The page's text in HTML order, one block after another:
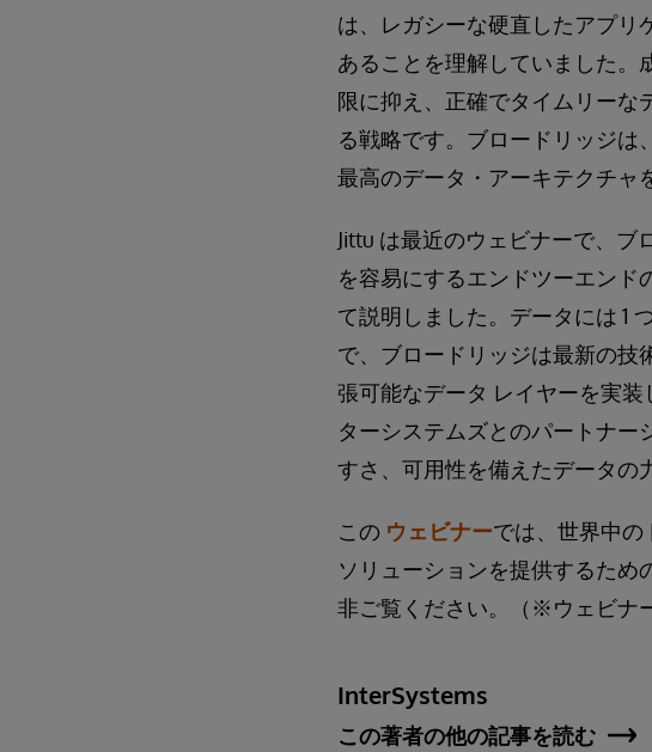
は、レガシーな硬直したアプリ
あることを理解していました。
限に抑え、正確でタイムリーな
る戦略です。ブロードリッジ
最高のデータ・アーキテクチャ
Jittu は最近のウェビナーで、
を容易にするエンドツーエンド
て説明しました。データには 1
で、ブロードリッジは最新の技
張可能なデータ レイヤーを実
ターシステムズとのパートナー
すさ、可用性を備えたデータの
この ウェビナーでは、世界中の
ソリューションを提供するため
非ご覧ください。（※ウェビナ
InterSystems
この著者の他の記事を読む